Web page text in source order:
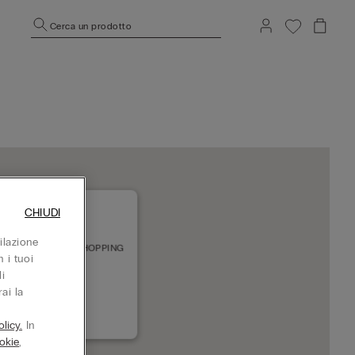
Cerca un prodotto
SC RIBEIRAO SHOPPING
Ribeirão Preto
i tuoi
la
In
,
CHIUDI